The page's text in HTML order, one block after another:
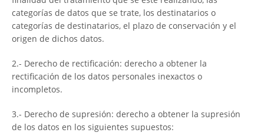
categorías de datos que se trate, los destinatarios o
categorías de destinatarios, el plazo de conservación y el
origen de dichos datos.
2.- Derecho de rectificación: derecho a obtener la
rectificación de los datos personales inexactos o
incompletos.
3.- Derecho de supresión: derecho a obtener la supresión
de los datos en los siguientes supuestos: